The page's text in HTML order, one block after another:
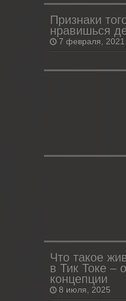
Признаки
нравишься
7 февраля, 2021
Что такое
в Тик Токе –
концепции
8 июля, 2025